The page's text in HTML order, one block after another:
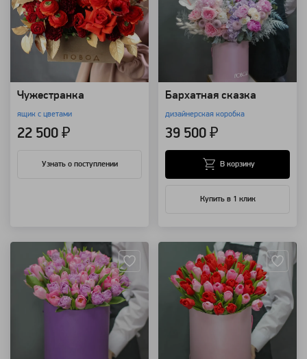
Чужестранка
ящик с цветами
22 500 ₽
Узнать о поступлении
Бархатная сказка
дизайнерская коробка
39 500 ₽
Купить в 1 клик
В корзину